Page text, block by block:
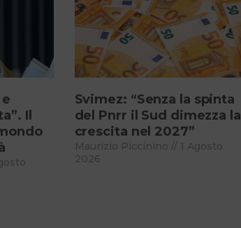
Il
Svimez: “Senza la spinta
del Pnrr il Sud dimezza la
crescita nel 2027”
Maurizio Piccinino
1 Agosto
2026